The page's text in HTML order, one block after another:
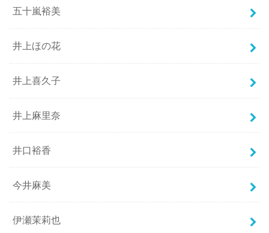
五十嵐裕美
井上ほの花
井上喜久子
井上麻里奈
井口裕香
今井麻美
伊瀬茉莉也